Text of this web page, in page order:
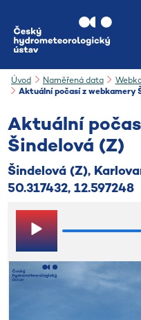
Úvod Naměřená data
Aktuální počasí z webkamery
Aktuální
Šindelová (Z)
Šindelová (Z),
50.317432, 12.597248